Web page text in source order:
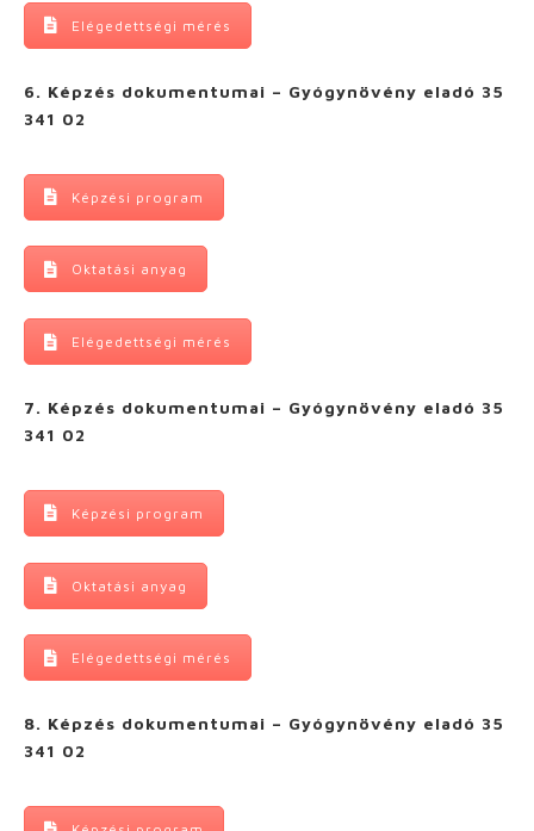
Elégedettségi mérés
6. Képzés dokumentumai – Gyógynövény eladó 35
341 02
Képzési program
Oktatási anyag
Elégedettségi mérés
7. Képzés dokumentumai – Gyógynövény eladó 35
341 02
Képzési program
Oktatási anyag
Elégedettségi mérés
8. Képzés dokumentumai – Gyógynövény eladó 35
341 02